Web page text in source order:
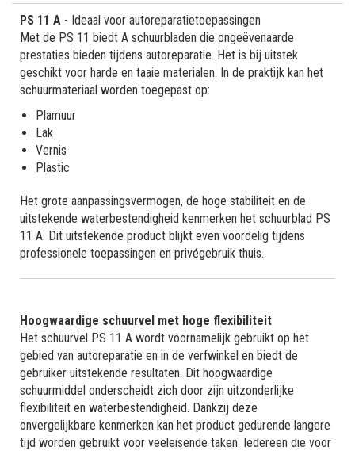
PS 11 A - Ideaal voor autoreparatietoepassingen
Met de PS 11 biedt A schuurbladen die ongeëvenaarde
prestaties bieden tijdens autoreparatie. Het is bij uitstek
geschikt voor harde en taaie materialen. In de praktijk kan het
schuurmateriaal worden toegepast op:
Plamuur
Lak
Vernis
Plastic
Het grote aanpassingsvermogen, de hoge stabiliteit en de
uitstekende waterbestendigheid kenmerken het schuurblad PS
11 A. Dit uitstekende product blijkt even voordelig tijdens
professionele toepassingen en privégebruik thuis.
Hoogwaardige schuurvel met hoge flexibiliteit
Het schuurvel PS 11 A wordt voornamelijk gebruikt op het
gebied van autoreparatie en in de verfwinkel en biedt de
gebruiker uitstekende resultaten. Dit hoogwaardige
schuurmiddel onderscheidt zich door zijn uitzonderlijke
flexibiliteit en waterbestendigheid. Dankzij deze
onvergelijkbare kenmerken kan het product gedurende langere
tijd worden gebruikt voor veeleisende taken. Iedereen die voor